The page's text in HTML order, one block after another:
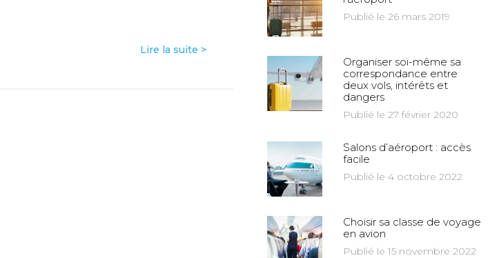
Lire la suite >
Publié le 26 mars 2019
Organiser soi-même sa
correspondance entre
deux vols, intérêts et
dangers
Publié le 27 février 2020
Salons d’aéroport : accès
facile
Publié le 4 octobre 2022
Choisir sa classe de voyage
en avion
Publié le 15 novembre 2022